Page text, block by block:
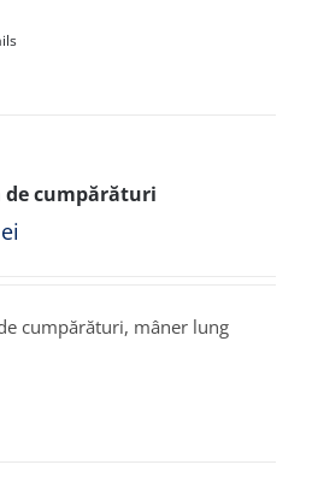
de cumpărături
cumpărături, mâner lung